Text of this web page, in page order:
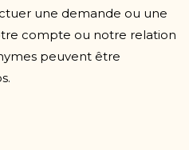
une demande ou une
compte ou notre relation
peuvent être